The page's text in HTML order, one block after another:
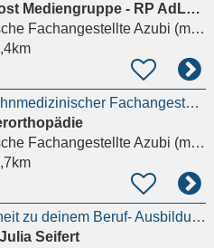
Rheinische Post Mediengruppe - RP AdLog GmbH - Rhei­nisch-ber­gi­sche Ver­la
Zahnmedizinische Fachangestellte Azubi (m/w/d)
Ausbildung Zahnmedizinischer Fachangestellter (ZFA) (w/m/d)
Zahnmedizinische Fachangestellte Azubi (m/w/d)
Mach Gesundheit zu deinem Beruf- Ausbildung zur ZFA (m/w/d) in moderner Praxis mit familiärem Team
Seifert